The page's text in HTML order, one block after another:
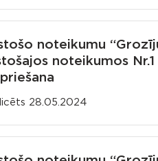
noteikumu
noteikumos
28.05.2024